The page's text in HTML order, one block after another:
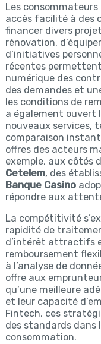
Les consommateurs
accès facilité à des
financer divers
rénovation,
d’initiatives
récentes
numérique des
des demandes et
les conditions de
a également ouvert
nouveaux services,
comparaison
offres des acteurs
exemple, aux côtés
Cetelem, des
Banque Casino
répondre aux
La compétitivité
rapidité de
d’intérêt attractifs
remboursement
à l’analyse de
offre aux
qu’une meilleure
et leur capacité
Fintech, ces
des standards dans
consommation.